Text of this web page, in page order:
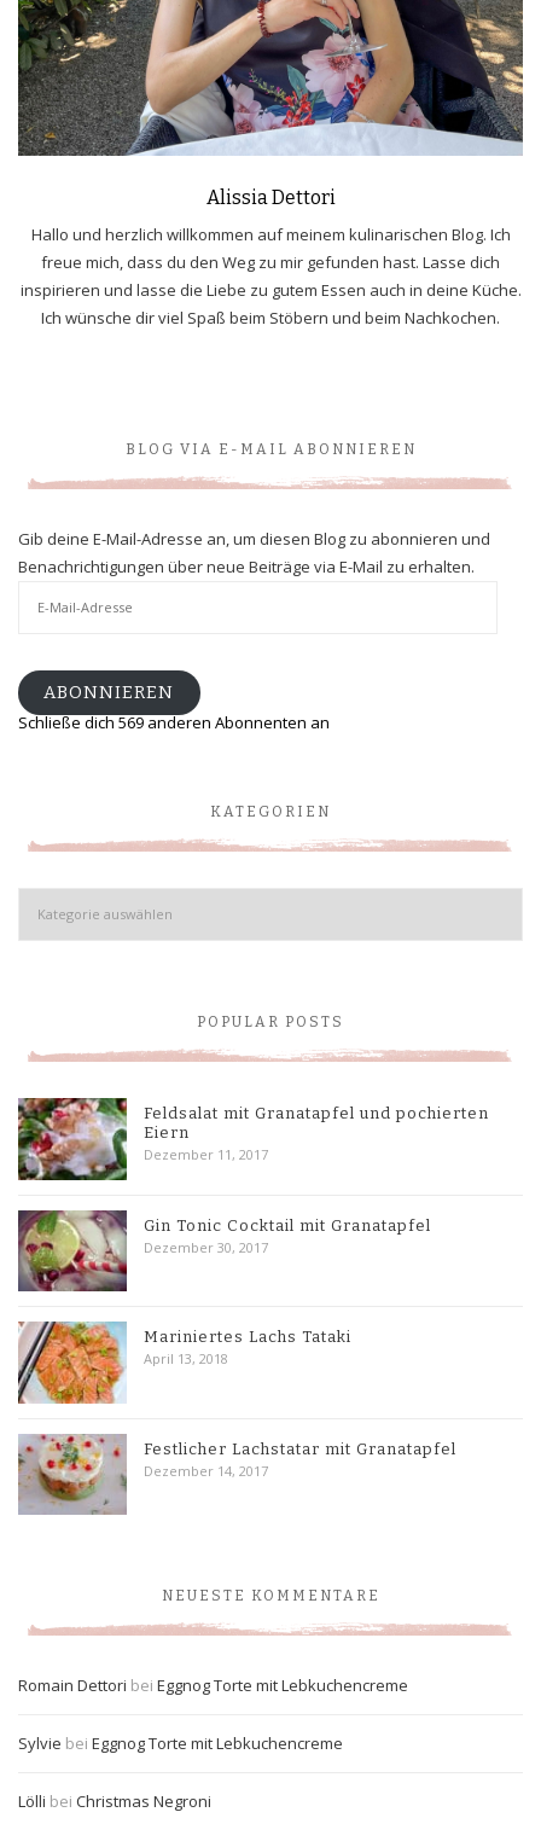
Alissia Dettori
Hallo und herzlich willkommen auf meinem kulinarischen Blog. Ich
freue mich, dass du den Weg zu mir gefunden hast. Lasse dich
inspirieren und lasse die Liebe zu gutem Essen auch in deine Küche.
Ich wünsche dir viel Spaß beim Stöbern und beim Nachkochen.
BLOG VIA E-MAIL ABONNIEREN
Gib deine E-Mail-Adresse an, um diesen Blog zu abonnieren und
Benachrichtigungen über neue Beiträge via E-Mail zu erhalten.
ABONNIEREN
Schließe dich 569 anderen Abonnenten an
KATEGORIEN
Kategorien
POPULAR POSTS
Feldsalat mit Granatapfel und pochierten
Eiern
Dezember 11, 2017
Gin Tonic Cocktail mit Granatapfel
Dezember 30, 2017
Mariniertes Lachs Tataki
April 13, 2018
Festlicher Lachstatar mit Granatapfel
Dezember 14, 2017
NEUESTE KOMMENTARE
Romain Dettori bei Eggnog Torte mit Lebkuchencreme
Sylvie bei Eggnog Torte mit Lebkuchencreme
Lölli bei Christmas Negroni